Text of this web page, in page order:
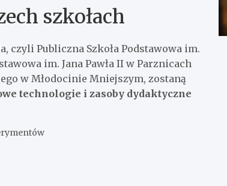
szkołach
Publiczna Szkoła Podstawowa im.
im. Jana Pawła II w Parznicach
w Młodocinie Mniejszym, zostaną
technologie i zasoby dydaktyczne